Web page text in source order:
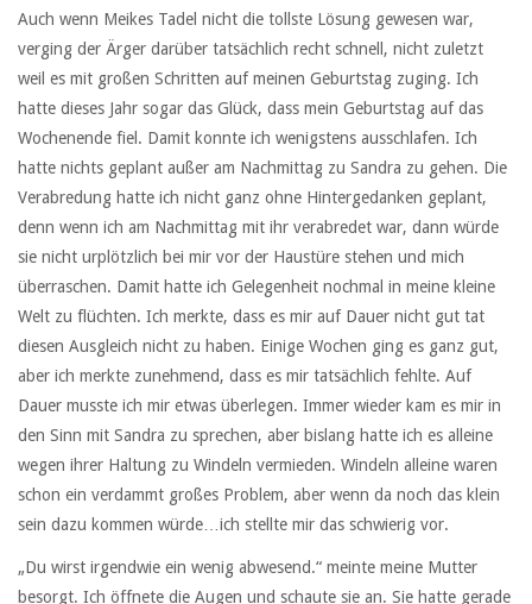
Auch wenn Meikes Tadel nicht die tollste Lösung gewesen war,
verging der Ärger darüber tatsächlich recht schnell, nicht zuletzt
weil es mit großen Schritten auf meinen Geburtstag zuging. Ich
hatte dieses Jahr sogar das Glück, dass mein Geburtstag auf das
Wochenende fiel. Damit konnte ich wenigstens ausschlafen. Ich
hatte nichts geplant außer am Nachmittag zu Sandra zu gehen. Die
Verabredung hatte ich nicht ganz ohne Hintergedanken geplant,
denn wenn ich am Nachmittag mit ihr verabredet war, dann würde
sie nicht urplötzlich bei mir vor der Haustüre stehen und mich
überraschen. Damit hatte ich Gelegenheit nochmal in meine kleine
Welt zu flüchten. Ich merkte, dass es mir auf Dauer nicht gut tat
diesen Ausgleich nicht zu haben. Einige Wochen ging es ganz gut,
aber ich merkte zunehmend, dass es mir tatsächlich fehlte. Auf
Dauer musste ich mir etwas überlegen. Immer wieder kam es mir in
den Sinn mit Sandra zu sprechen, aber bislang hatte ich es alleine
wegen ihrer Haltung zu Windeln vermieden. Windeln alleine waren
schon ein verdammt großes Problem, aber wenn da noch das klein
sein dazu kommen würde…ich stellte mir das schwierig vor.
„Du wirst irgendwie ein wenig abwesend.“ meinte meine Mutter
besorgt. Ich öffnete die Augen und schaute sie an. Sie hatte gerade